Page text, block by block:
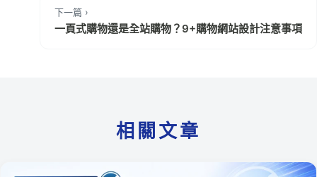
下一篇 ›
一頁式購物還是全站購物？9+購物網站設計注意事項
相關文章